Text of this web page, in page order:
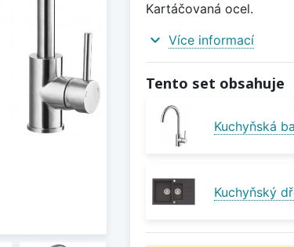
Kartáčovaná ocel.
expand_more Více informací
Tento set obsahuje
Kuchyňská
Kuchyňský